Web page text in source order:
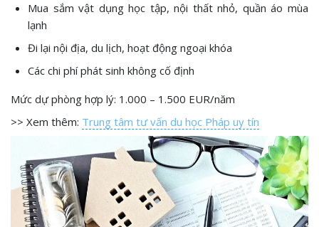
Mua sắm vật dụng học tập, nội thất nhỏ, quần áo mùa
lạnh
Đi lại nội địa, du lịch, hoạt động ngoại khóa
Các chi phí phát sinh không cố định
Mức dự phòng hợp lý: 1.000 – 1.500 EUR/năm
>> Xem thêm: Trung tâm tư vấn du học Pháp uy tín